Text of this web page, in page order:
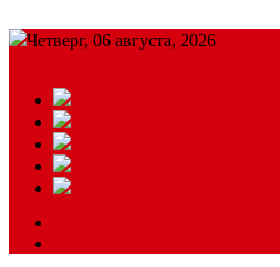
Четверг, 06 августа, 2026